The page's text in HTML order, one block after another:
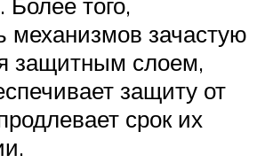
механизмов зачастую
защитным слоем,
защиту от
срок их